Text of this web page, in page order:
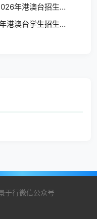
年港澳台招生简章
港澳台学生招生简章